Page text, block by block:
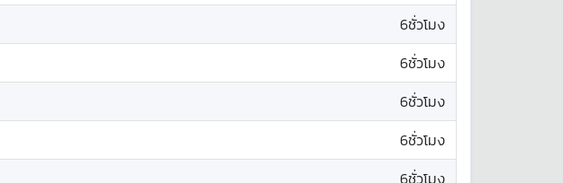
6ชั่วโมง
6ชั่วโมง
6ชั่วโมง
6ชั่วโมง
6ชั่วโมง